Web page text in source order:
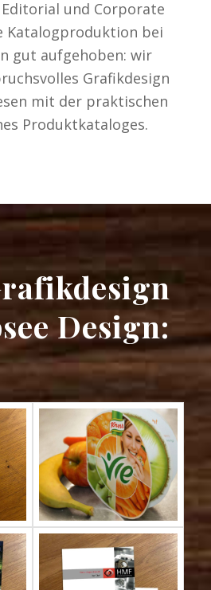
und Corporate
Katalogproduktion bei
gut aufgehoben: wir
Grafikdesign
mit der praktischen
Produktkataloges.
Design: